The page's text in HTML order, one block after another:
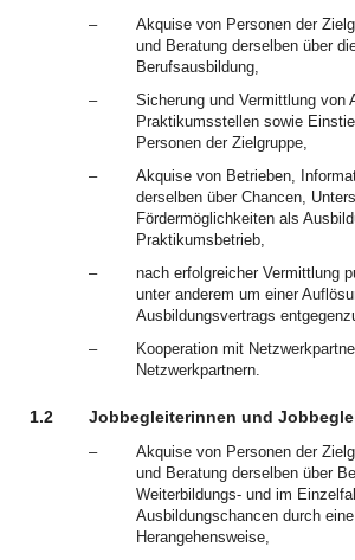
–
Akquise von Personen der
und Beratung derselben über
Berufsausbildung,
–
Sicherung und Vermittlung von
Praktikumsstellen sowie
Personen der Zielgruppe,
–
Akquise von Betrieben,
derselben über Chancen,
Fördermöglichkeiten als
Praktikumsbetrieb,
–
nach erfolgreicher Vermittlung
unter anderem um einer
Ausbildungsvertrags
–
Kooperation mit
Netzwerkpartnern.
1.2 Jobbegleiterinnen und
–
Akquise von Personen der
und Beratung derselben über
Weiterbildungs- und im Einzelfall
Ausbildungschancen durch
Herangehensweise,